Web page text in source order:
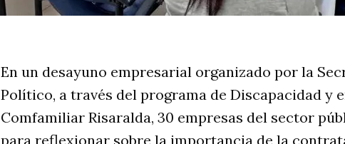
En un desayuno empresarial organizado por la
Político, a través del programa de Discapacidad y
Comfamiliar Risaralda, 30 empresas del sector
para reflexionar sobre la importancia de la